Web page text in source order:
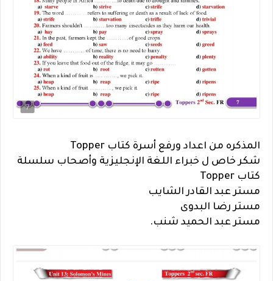
المذكره من اعداد ورفع أسرة كتاب Topper
شكر خاص ل خبراء اللغة الإنجليزية وأصحاب سلسلة
كتاب Topper
مستر عبد القادر الشايب
مستر رضا البدوى
مستر عبد الحميد شنب.